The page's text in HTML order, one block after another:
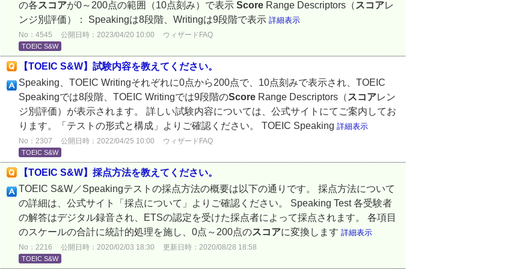
の各スコアが0～200点の範囲（10点刻み）で表示 Score Range Descriptors（ スコアレ
ンジ別評価）： Speakingは8段階、Writingは9段階で表示 詳細表示
No：4545 公開日時：2023/04/20 10:00 ウィザードFAQ
TOEIC S&W
【TOEIC S&W】試験内容を教えてください。
Speaking、TOEIC Writingそれぞれに0点から200点で、10点刻みで表示され、TOEIC
Speakingでは8段階、TOEIC Writingでは9段階のScore Range Descriptors（ スコアレン
ジ別評価）が表示されます。 詳しい試験内容については、公式サイトにてご案内してお
ります。「テストの形式と構成」よりご確認ください。 TOEIC Speaking 詳細表示
No：2307 公開日時：2022/04/25 10:00 ウィザードFAQ
TOEIC S&W
【TOEIC S&W】採点方法を教えてください。
TOEIC S&W／Speakingテストの採点方法の概要は以下の通りです。 採点方法について
の詳細は、公式サイト「採点について」よりご確認ください。 Speaking Test 各受験者
の解答はデジタル録音され、ETSの認定を受けた採点者によって採点されます。 各項目
のスケールの合計に統計的処理を施し、0点～200点のスコアに変換します 詳細表示
No：2216 公開日時：2020/02/03 18:30 更新日時：2020/08/28 18:58
TOEIC S&W